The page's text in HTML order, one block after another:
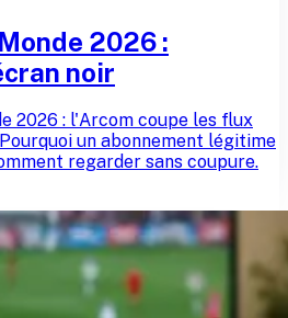
2026 :
noir
2026 : l'Arcom coupe les flux
un abonnement légitime
regarder sans coupure.